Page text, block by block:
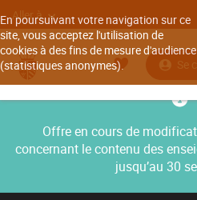
En poursuivant votre navigation sur ce
site, vous acceptez l'utilisation de
cookies à des fins de mesure d'audience
(statistiques anonymes).
Aller à
Se
Offre en cours de
concernant le contenu des
jusqu’au 30